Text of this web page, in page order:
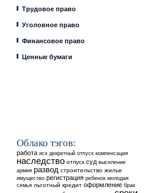
Трудовое право
Уголовное право
Финансовое право
Ценные бумаги
Облако тэгов:
работа иск декретный отпуск компенсация
наследство отпуск суд выселение
армия развод строительство жилье
имущество регистрация ребенок молодая
семья льготный кредит оформление брак